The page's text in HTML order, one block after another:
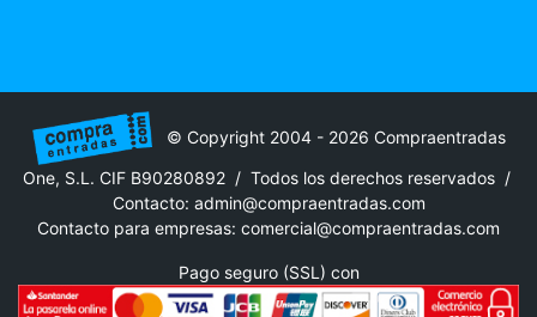
© Copyright 2004 - 2026 Compraentradas
One, S.L. CIF B90280892 / Todos los derechos reservados /
Contacto: admin@compraentradas.com
Contacto para empresas: comercial@compraentradas.com
Pago seguro (SSL) con